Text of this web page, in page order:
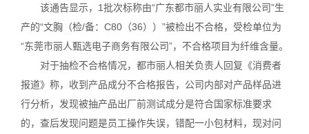
该通告显示，1批次标称由“广东都市丽人实业有限公司”生
产的“文胸（检/备：C80（36））”被检出不合格，受检单位为
“东莞市丽人甄选电子商务有限公司”，不合格项目为纤维含量。
对于抽检不合格情况，都市丽人相关负责人回复《消费者
报道》称，收到产品成分不合格报告，公司内部对产品样品进
行分析，发现被抽产品出厂前测试成分是符合国家标准要求
的，查后发现问题是员工操作失误，错配一小包材料，现对问